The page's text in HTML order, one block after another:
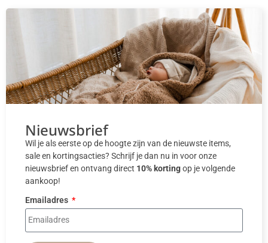
Nieuwsbrief
Wil je als eerste op de hoogte zijn van de nieuwste items,
sale en kortingsacties? Schrijf je dan nu in voor onze
nieuwsbrief en ontvang direct 10% kortingop je volgende
aankoop!
Emailadres